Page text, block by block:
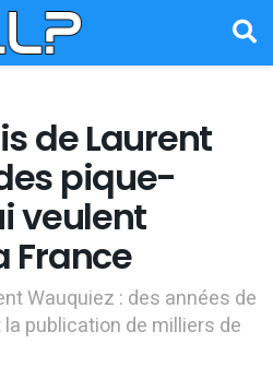
de Laurent
pique-
veulent
France
Wauquiez : des années de
publication de milliers de